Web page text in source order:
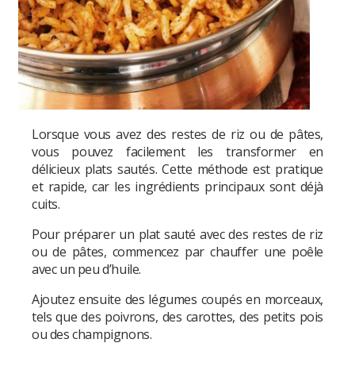
Lorsque vous avez des restes de riz ou de pâtes,
vous pouvez facilement les transformer en
délicieux plats sautés. Cette méthode est pratique
et rapide, car les ingrédients principaux sont déjà
cuits.
Pour préparer un plat sauté avec des restes de riz
ou de pâtes, commencez par chauffer une poêle
avec un peu d’huile.
Ajoutez ensuite des légumes coupés en morceaux,
tels que des poivrons, des carottes, des petits pois
ou des champignons.